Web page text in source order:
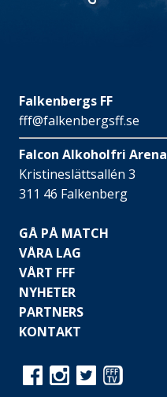
Falkenbergs FF
fff@falkenbergsff.se
Falcon Alkoholfri Arena
Kristineslättsallén 3
311 46 Falkenberg
GÅ PÅ MATCH
VÅRA LAG
VÅRT FFF
NYHETER
PARTNERS
KONTAKT